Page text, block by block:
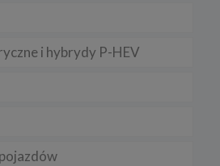
i hybrydy P-HEV